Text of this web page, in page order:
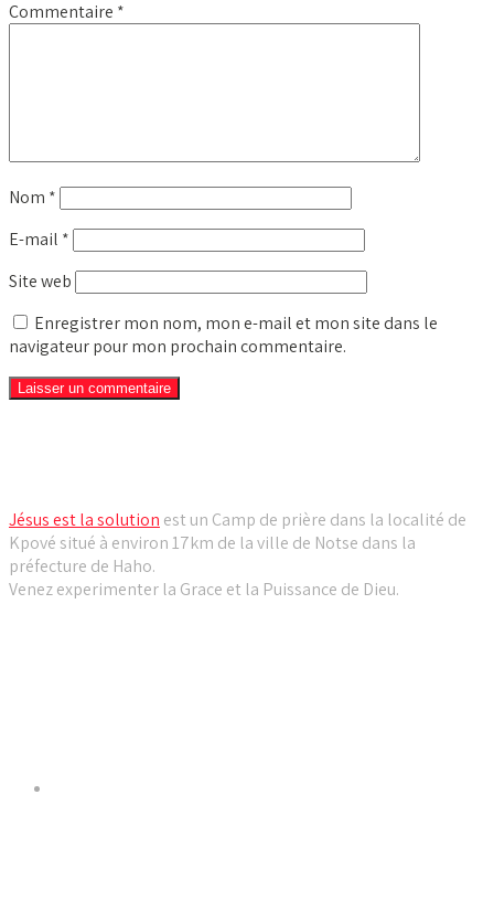
Commentaire *
Nom *
E-mail *
Site web
Enregistrer mon nom, mon e-mail et mon site dans le
navigateur pour mon prochain commentaire.
Jésus est la solution est un Camp de prière dans la localité de
Kpové situé à environ 17km de la ville de Notse dans la
préfecture de Haho.
Venez experimenter la Grace et la Puissance de Dieu.